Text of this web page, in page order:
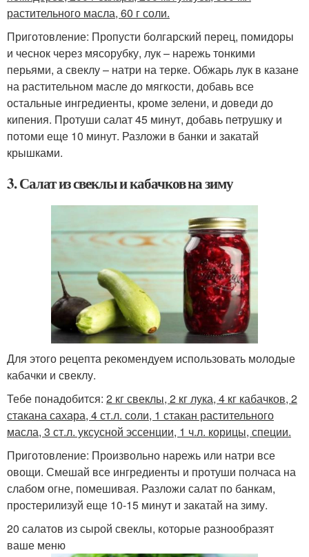
растительного масла, 60 г соли.
Приготовление: Пропусти болгарский перец, помидоры
и чеснок через мясорубку, лук – нарежь тонкими
перьями, а свеклу – натри на терке. Обжарь лук в казане
на растительном масле до мягкости, добавь все
остальные ингредиенты, кроме зелени, и доведи до
кипения. Протуши салат 45 минут, добавь петрушку и
потоми еще 10 минут. Разложи в банки и закатай
крышками.
3. Салат из свеклы и кабачков на зиму
Для этого рецепта рекомендуем использовать молодые
кабачки и свеклу.
Тебе понадобится: 2 кг свеклы, 2 кг лука, 4 кг кабачков, 2
стакана сахара, 4 ст.л. соли, 1 стакан растительного
масла, 3 ст.л. уксусной эссенции, 1 ч.л. корицы, специи.
Приготовление: Произвольно нарежь или натри все
овощи. Смешай все ингредиенты и протуши полчаса на
слабом огне, помешивая. Разложи салат по банкам,
простерилизуй еще 10-15 минут и закатай на зиму.
20 салатов из сырой свеклы, которые разнообразят
ваше меню